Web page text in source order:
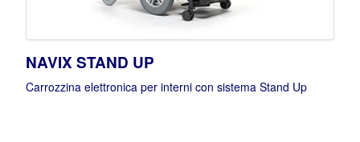
NAVIX STAND UP
Carrozzina elettronica per interni con sistema Stand Up